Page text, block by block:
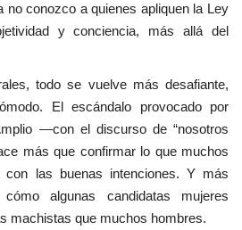
no conozco a quienes apliquen la Ley
y conciencia, más allá del
todo se vuelve más desafiante,
El escándalo provocado por
—con el discurso de “nosotros
más que confirmar lo que muchos
las buenas intenciones. Y más
algunas candidatas mujeres
machistas que muchos hombres.